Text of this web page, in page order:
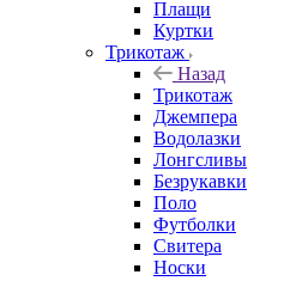
Плащи
Куртки
Трикотаж
Назад
Трикотаж
Джемпера
Водолазки
Лонгсливы
Безрукавки
Поло
Футболки
Свитера
Носки